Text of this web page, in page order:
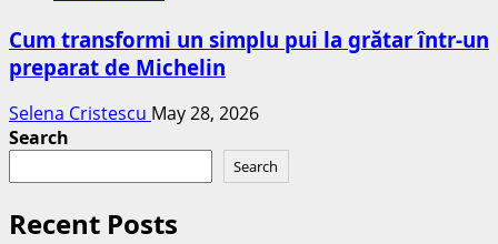
Cum transformi un simplu pui la grătar într-un
preparat de Michelin
Selena Cristescu May 28, 2026
Search
Search
Recent Posts